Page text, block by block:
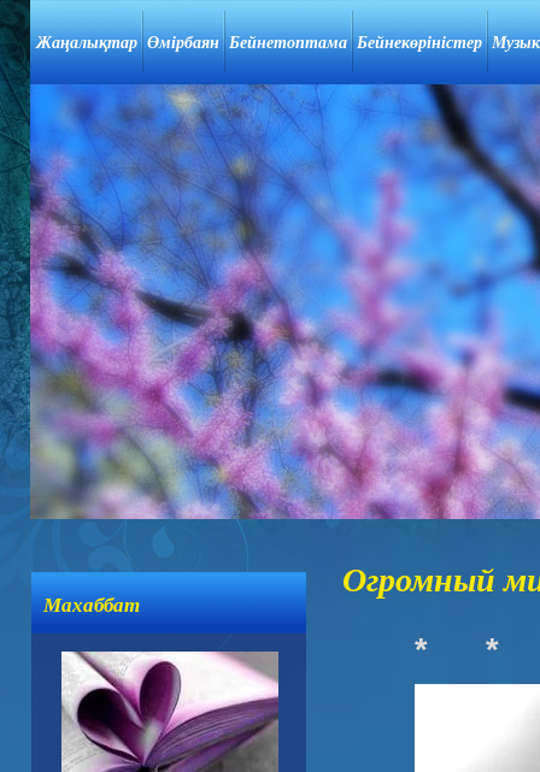
Жаңалықтар Өмірбаян Бейнетоптама Бейнекөріністер
Махаббат
Огромный
* *